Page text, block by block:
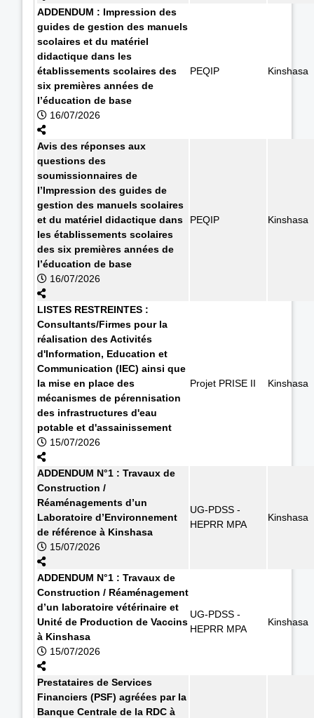
ADDENDUM : Impression des
guides de gestion des manuels
scolaires et du matériel
didactique dans les
établissements scolaires des
six premières années de
l’éducation de base
16/07/2026
PEQIP Kinshasa
Avis des réponses aux
questions des
soumissionnaires de
l’Impression des guides de
gestion des manuels scolaires
et du matériel didactique dans
les établissements scolaires
des six premières années de
l’éducation de base
16/07/2026
PEQIP Kinshasa
LISTES RESTREINTES :
Consultants/Firmes pour la
réalisation des Activités
d'Information, Education et
Communication (IEC) ainsi que
la mise en place des
mécanismes de pérennisation
des infrastructures d'eau
potable et d'assainissement
15/07/2026
Projet PRISE II Kinshasa
ADDENDUM N°1 : Travaux de
Construction /
Réaménagements d’un
Laboratoire d’Environnement
de référence à Kinshasa
15/07/2026
UG-PDSS -
HEPRR MPA
Kinshasa
ADDENDUM N°1 : Travaux de
Construction / Réaménagement
d’un laboratoire vétérinaire et
Unité de Production de Vaccins
à Kinshasa
15/07/2026
UG-PDSS -
HEPRR MPA
Kinshasa
Prestataires de Services
Financiers (PSF) agréées par la
Banque Centrale de la RDC à